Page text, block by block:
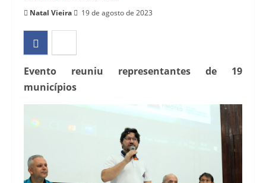
Natal Vieira 19 de agosto de 2023
Evento reuniu representantes de 19
municípios